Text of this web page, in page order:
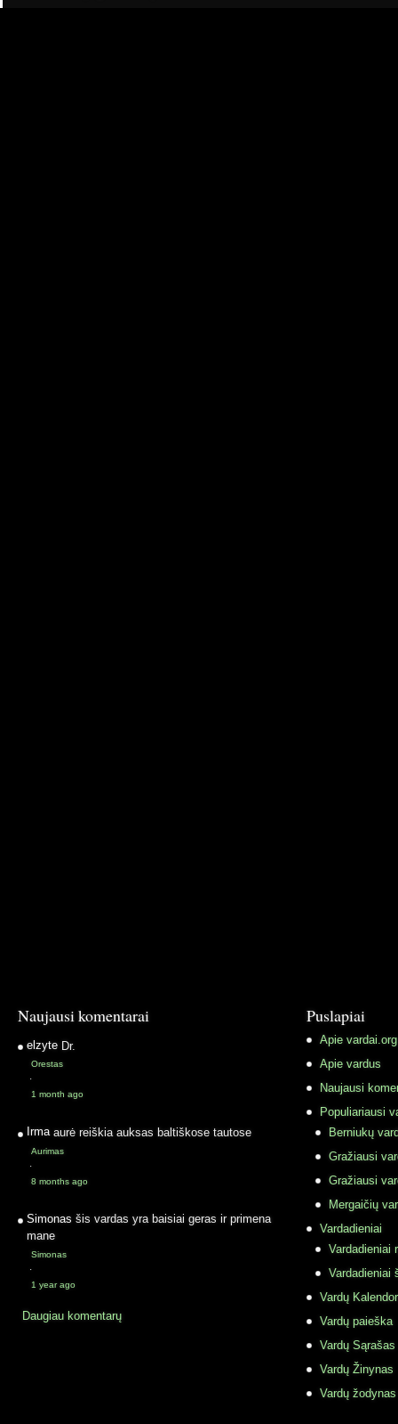
Naujausi komentarai
elzyte Dr.
Orestas
·
1 month ago
Irma aurė reiškia auksas baltiškose tautose
Aurimas
·
8 months ago
Simonas šis vardas yra baisiai geras ir primena
mane
Simonas
·
1 year ago
Daugiau komentarų
Puslapiai
Apie vardai.org
Apie vardus
Naujausi
Populiariausi
Berniukų
Gražiausi
Gražiausi
Mergaičių
Vardadieniai
Vardadieniai
Vardadieniai
Vardų
Vardų paieška
Vardų Sąrašas
Vardų Žinynas
Vardų